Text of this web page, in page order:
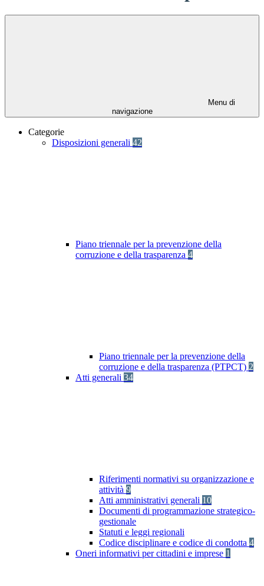
Menu di
navigazione
Categorie
Disposizioni generali 42
Piano triennale per la prevenzione della
corruzione e della trasparenza 4
Piano triennale per la prevenzione della
corruzione e della trasparenza (PTPCT) 2
Atti generali 34
Riferimenti normativi su organizzazione e
attività 9
Atti amministrativi generali 10
Documenti di programmazione strategico-
gestionale
Statuti e leggi regionali
Codice disciplinare e codice di condotta 4
Oneri informativi per cittadini e imprese 1